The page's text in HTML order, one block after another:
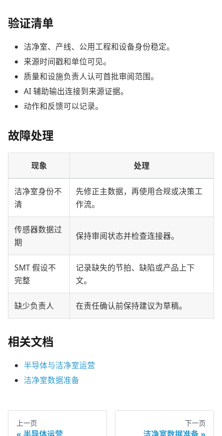
验证清单
洁净室、产线、公用工程和设备身份稳定。
来源时间戳和单位可见。
质量和设施负责人认可首批审阅范围。
AI 辅助输出连接到来源证据。
动作和反馈可以记录。
故障处理
现象 处理
洁净室身份不
清
先修正主数据，再使用合规或决策工
作流。
传感器数据过
期
保持审阅状态并检查连接器。
SMT 假设不
完整
记录缺失的节拍、缺陷或产品上下
文。
缺少负责人 在责任确认前保持建议为草稿。
相关文档
半导体与洁净室运营
洁净室数据准备
上一页 下一页